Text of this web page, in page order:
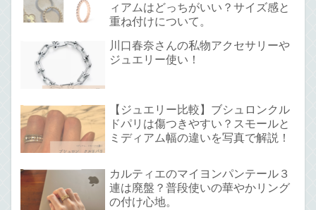
ィアムはどっちがいい？サイズ感と
重ね付けについて。
川口春奈さんの私物アクセサリーや
ジュエリー使い！
【ジュエリー比較】ブシュロンクル
ドパリは傷つきやすい？スモールと
ミディアム幅の違いを写真で解説！
カルティエのマイヨンパンテール３
連は廃盤？普段使いの華やかリング
の付け心地。